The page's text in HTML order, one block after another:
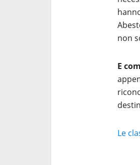
non
E
Le